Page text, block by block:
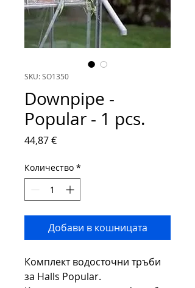
SKU: SO1350
Downpipe -
Popular - 1 pcs.
44,87 €Цена
Количество *
Добави в кошницата
Комплект водосточни тръби
за Halls Popular.